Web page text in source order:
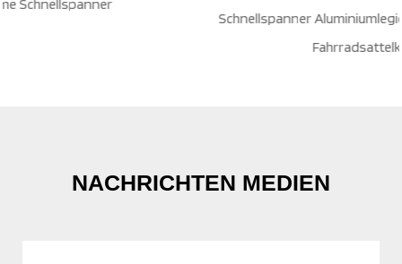
Schnellspanner Aluminiumlegierung Straße MTB BMX
NACHRICHTEN MEDIEN